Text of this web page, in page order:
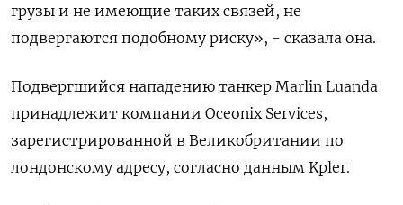
грузы и не имеющие таких связей, не
подвергаются подобному риску», - сказала она.
Подвергшийся нападению танкер Marlin Luanda
принадлежит компании Oceonix Services,
зарегистрированной в Великобритании по
лондонскому адресу, согласно данным Kpler.